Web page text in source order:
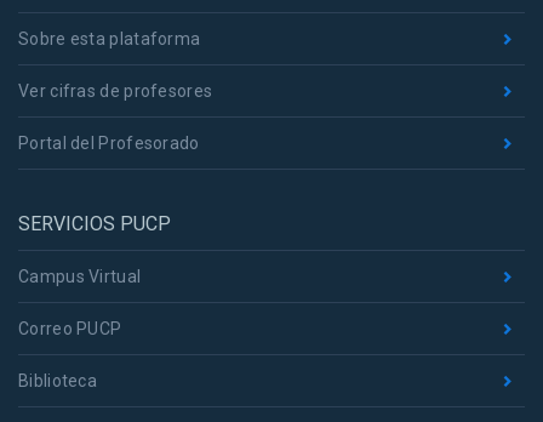
Sobre esta plataforma
Ver cifras de profesores
Portal del Profesorado
SERVICIOS PUCP
Campus Virtual
Correo PUCP
Biblioteca